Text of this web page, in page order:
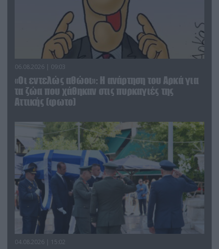
06.08.2026 | 09:03
«Οι εντελώς αθώοι»: Η ανάρτηση του Αρκά για
τα ζώα που χάθηκαν στις πυρκαγιές της
Αττικής (φωτο)
04.08.2026 | 15:02